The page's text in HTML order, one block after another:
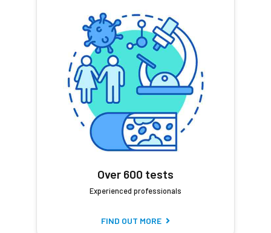
Over 600 tests
Experienced professionals
FIND OUT MORE